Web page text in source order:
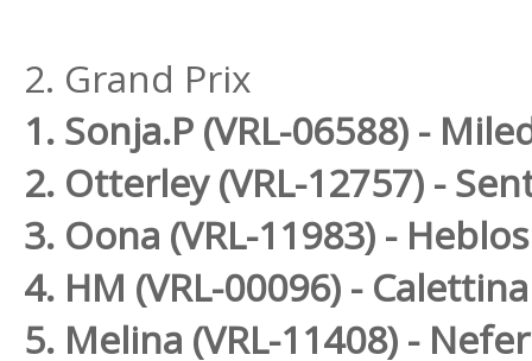
2. Grand Prix
1. Sonja.P (VRL-06588) -
2. Otterley (VRL-12757) -
3. Oona (VRL-11983) - Heblos
4. HM (VRL-00096) -
5. Melina (VRL-11408) -